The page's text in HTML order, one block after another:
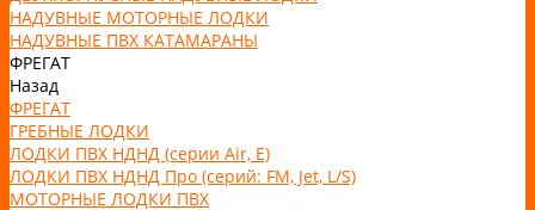
НАДУВНЫЕ МОТОРНЫЕ ЛОДКИ
НАДУВНЫЕ ПВХ КАТАМАРАНЫ
ФРЕГАТ
Назад
ФРЕГАТ
ГРЕБНЫЕ ЛОДКИ
ЛОДКИ ПВХ НДНД (серии Air, Е)
ЛОДКИ ПВХ НДНД Про (серий: FM, Jet, L/S)
МОТОРНЫЕ ЛОДКИ ПВХ